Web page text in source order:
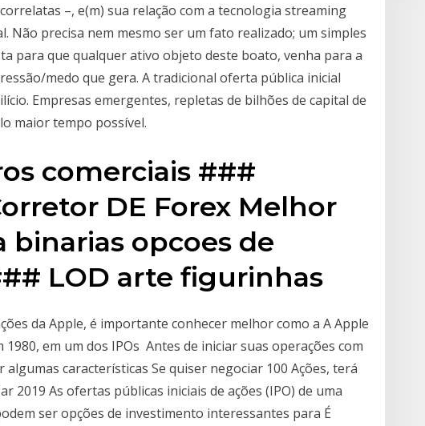
–, e(m) sua relação com a tecnologia streaming
Não precisa nem mesmo ser um fato realizado; um simples
para que qualquer ativo objeto deste boato, venha para a
medo que gera. A tradicional oferta pública inicial
Empresas emergentes, repletas de bilhões de capital de
maior tempo possível.
comerciais ###
DE Forex Melhor
binarias opcoes de
LOD arte figurinhas
da Apple, é importante conhecer melhor como a A Apple
em um dos IPOs Antes de iniciar suas operações com
algumas características Se quiser negociar 100 Ações, terá
2019 As ofertas públicas iniciais de ações (IPO) de uma
ser opções de investimento interessantes para É